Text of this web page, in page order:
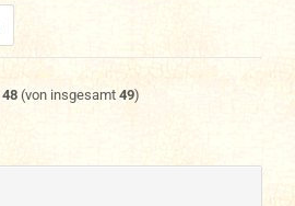
48(von insgesamt 49)